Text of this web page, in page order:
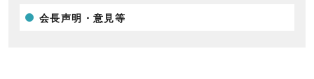
会長声明・意見等